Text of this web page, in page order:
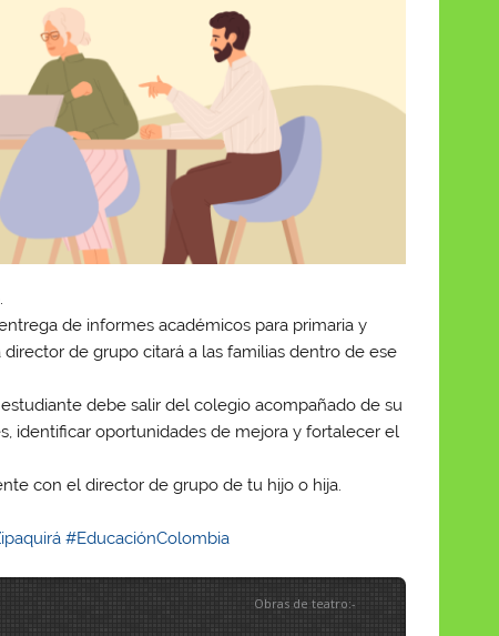
de informes académicos para primaria y
de grupo citará a las familias dentro de ese
debe salir del colegio acompañado de su
identificar oportunidades de mejora y fortalecer el
con el director de grupo de tu hijo o hija.
#EducaciónColombia
Obras de teatro:-